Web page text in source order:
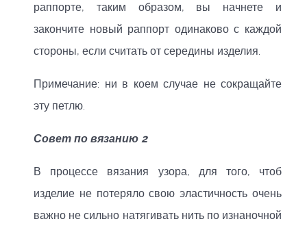
раппорте, таким образом, вы начнете и
закончите новый раппорт одинаково с каждой
стороны, если считать от середины изделия.
Примечание: ни в коем случае не сокращайте
эту петлю.
Совет по вязанию 2
В процессе вязания узора, для того, чтоб
изделие не потеряло свою эластичность очень
важно не сильно натягивать нить по изнаночной